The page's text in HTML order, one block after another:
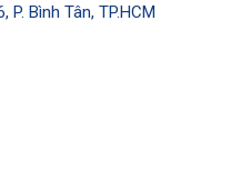
Bình Tân, TP.HCM